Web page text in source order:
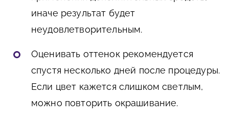
иначе результат будет
неудовлетворительным.
Оценивать оттенок рекомендуется
спустя несколько дней после процедуры.
Если цвет кажется слишком светлым,
можно повторить окрашивание.